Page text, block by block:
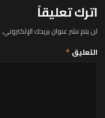
اترك تعليقاً
لن يتم نشر عنوان بريدك الإلكتروني.
التعليق *